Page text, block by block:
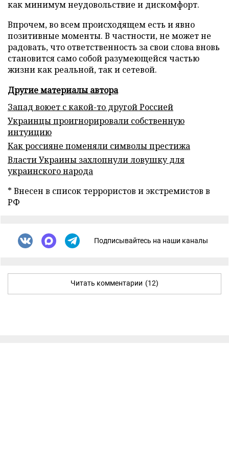
как минимум неудовольствие и дискомфорт.
Впрочем, во всем происходящем есть и явно
позитивные моменты. В частности, не может не
радовать, что ответственность за свои слова вновь
становится само собой разумеющейся частью
жизни как реальной, так и сетевой.
Другие материалы автора
Запад воюет с какой-то другой Россией
Украинцы проигнорировали собственную
интуицию
Как россияне поменяли символы престижа
Власти Украины захлопнули ловушку для
украинского народа
* Внесен в список террористов и экстремистов в
РФ
Подписывайтесь на наши каналы
Читать комментарии (12)